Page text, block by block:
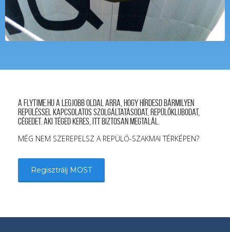
A FLYTIME.HU a legjobb oldal arra, hogy hírdesd bármilyen
repüléssel kapcsolatos szolgáltatásodat, repülőklubodat,
cégedet. Aki téged keres, itt biztosan megtalál.
MÉG NEM SZEREPELSZ A REPÜLŐ-SZAKMAI TÉRKÉPEN?
Regisztrálj MOST